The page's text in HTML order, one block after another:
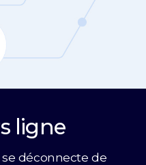
ligne
déconnecte de